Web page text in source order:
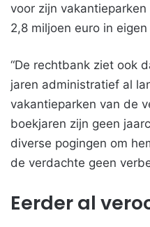
voor zijn
2,8 miljoen euro in eigen
“De rechtbank ziet ook
jaren administratief al
vakantieparken van de
boekjaren zijn geen
diverse pogingen om
de verdachte geen
Eerder al